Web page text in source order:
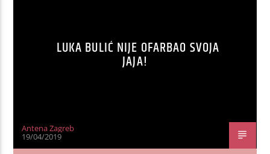
LUKA BULIĆ NIJE OFARBAO SVOJA
JAJA!
Antena Zagreb
19/04/2019